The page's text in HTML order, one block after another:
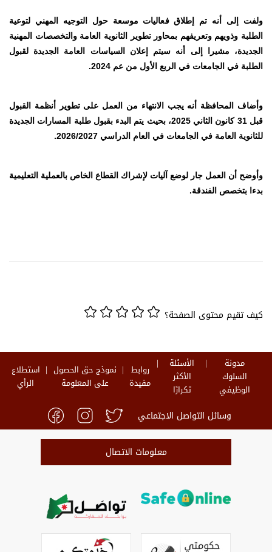
ولفت إلى أنه تم إطلاق فعاليات موسعة حول التوجيه المهني لتوعية
الطلبة وذويهم وتعريفهم بمحاور تطوير الثانوية العامة والتخصصات المهنية
الجديدة، مشيرا إلى أنه سيتم إعلان السياسات العامة الجديدة لقبول
الطلبة في الجامعات في الربع الأول من عم 2024.
وأضاف المحافظة أنه يجب الانتهاء من العمل على تطوير أنظمة القبول
قبل 31 كانون الثاني 2025، بحيث يتم البدء بقبول طلبة المسارات الجديدة
للثانوية العامة في الجامعات في العام الدراسي 2026/2027
.
وأوضح أن العمل جار لوضع آليات لإشراك القطاع الخاص بالعملية التعليمية
بدءا بتخصص الفندقة.
كيف تقيم محتوى الصفحة؟
مدونة
السلوك
الوظيفي
الأسئلة
الأكثر
تكرارًا
روابط
مفيدة
نموذج حق الحصول
على المعلومة
استطلاع
الرأي
وسائل التواصل الاجتماعي
معلومات الاتصال